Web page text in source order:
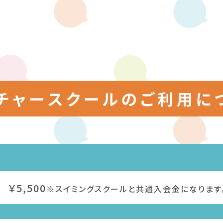
￥5,500※スイミングスクールと共通入会金になります